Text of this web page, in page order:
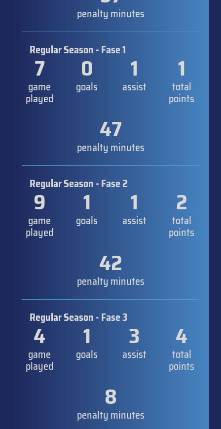
penalty minutes
Regular Season - Fase 1
7
game
played
0
goals
1
assist
1
total
points
47
penalty minutes
Regular Season - Fase 2
9
game
played
1
goals
1
assist
2
total
points
42
penalty minutes
Regular Season - Fase 3
4
game
played
1
goals
3
assist
4
total
points
8
penalty minutes